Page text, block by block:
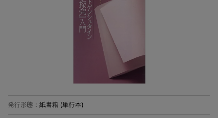
発行形態 ： 紙書籍 (単行本)